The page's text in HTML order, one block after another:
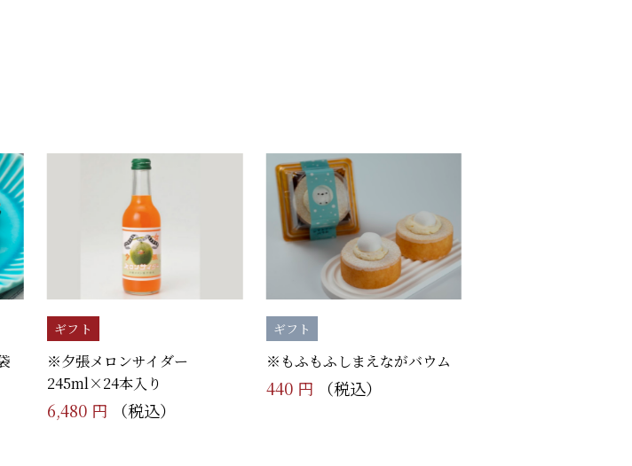
ギフト
※夕張メロンサイダー
245ml×24本入り
6,480 円 （税込）
ギフト
※もふもふしまえながバウム
440 円 （税込）